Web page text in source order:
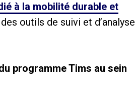
à la mobilité durable et
des outils de suivi et d’analyse
programme Tims au sein